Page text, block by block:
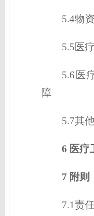
5.4物
5.5医
5.6医
障
5.7其
6 医疗
7 附则
7.1责